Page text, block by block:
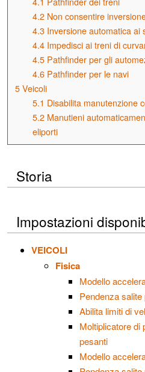
4.2 Non consentire
4.3 Inversione automatica ai
4.4 Impedisci ai treni di
4.5 Pathfinder per gli
4.6 Pathfinder per le navi
5 Veicoli
5.1 Disabilita manutenzione
5.2 Manutieni
eliporti
Storia
Impostazioni
VEICOLI
Fisica
Modello
Pendenza salite
Abilita limiti di
Moltiplicatore di
pesanti
Modello